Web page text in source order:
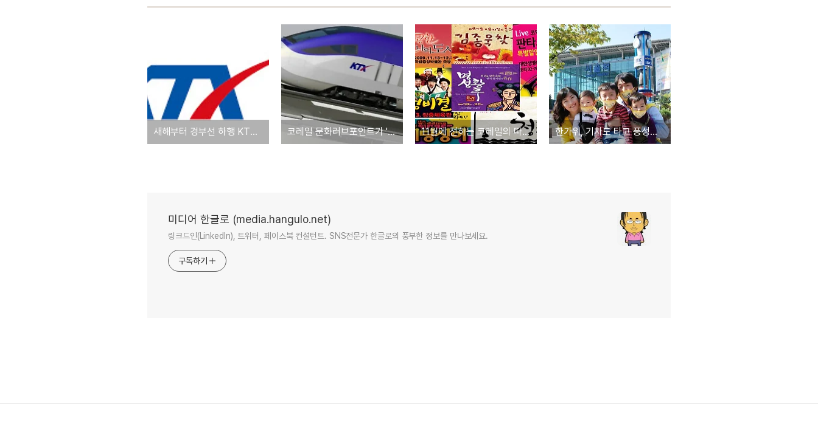
새해부터 경부선 하행 KTX 막차 출발시각 30분 연장 (부산 10시30분, 대전 11시) 코레일 문화러브포인트가 '나눔의 책'으로 변하다 11월에 전하는 코레일의 따뜻한 문화공연 이벤트 한가위, 기차도 타고 풍성한 이벤트와 선물도 받고
미디어 한글로 (media.hangulo.net)
링크드인(LinkedIn), 트위터, 페이스북 컨설턴트. SNS전문가 한글로의 풍부한 정보를 만나보세요.
구독하기